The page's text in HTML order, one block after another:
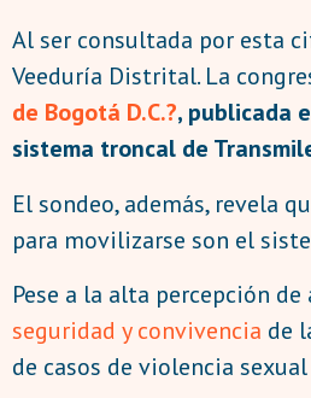
Al ser consultada por esta
Veeduría Distrital. La
de Bogotá D.C.?, publicada
sistema troncal de
El sondeo, además, revela
para movilizarse son el
Pese a la alta percepción
seguridad y convivencia de
de casos de violencia